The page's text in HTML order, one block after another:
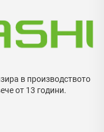
в производството
от 13 години.